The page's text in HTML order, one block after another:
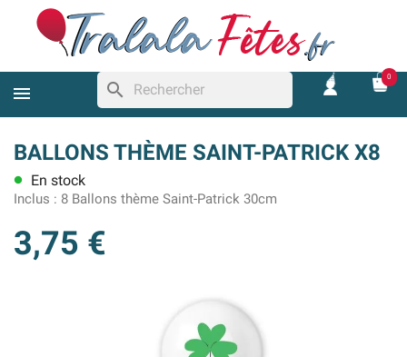
search
0
BALLONS THÈME SAINT-PATRICK X8
lens En stock
Inclus : 8 Ballons thème Saint-Patrick 30cm
3,75 €